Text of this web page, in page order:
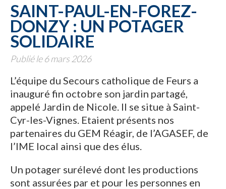
SAINT-PAUL-EN-FOREZ-
DONZY : UN POTAGER
SOLIDAIRE
Publié le 6 mars 2026
L’équipe du Secours catholique de Feurs a
inauguré fin octobre son jardin partagé,
appelé Jardin de Nicole. Il se situe à Saint-
Cyr-les-Vignes. Etaient présents nos
partenaires du GEM Réagir, de l’AGASEF, de
l’IME local ainsi que des élus.
Un potager surélevé dont les productions
sont assurées par et pour les personnes en